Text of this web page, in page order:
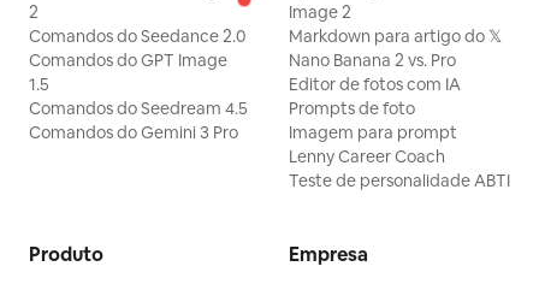
2
Comandos do Seedance 2.0
Comandos do GPT Image
1.5
Comandos do Seedream 4.5
Comandos do Gemini 3 Pro
Image 2
Markdown para artigo do 𝕏
Nano Banana 2 vs. Pro
Editor de fotos com IA
Prompts de foto
Imagem para prompt
Lenny Career Coach
Teste de personalidade ABTI
Produto Empresa